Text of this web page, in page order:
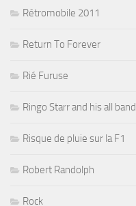
Rétromobile 2011
Return To Forever
Rié Furuse
Ringo Starr and his all band
Risque de pluie sur la F1
Robert Randolph
Rock